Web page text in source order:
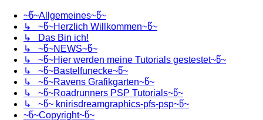
~წ~Allgemeines~წ~
↳ ~წ~Herzlich Willkommen~წ~
↳ Das Bin ich!
↳ ~წ~NEWS~წ~
↳ ~წ~Hier werden meine Tutorials gestestet~წ~
↳ ~წ~Bastelfunecke~წ~
↳ ~წ~Ravens Grafikgarten~წ~
↳ ~წ~Roadrunners PSP Tutorials~წ~
↳ ~წ~ knirisdreamgraphics-pfs-psp~წ~
~წ~Copyright~წ~